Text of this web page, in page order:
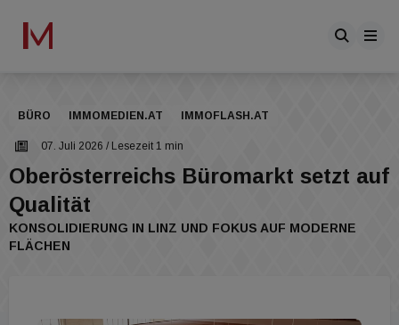
BÜRO IMMOMEDIEN.AT IMMOFLASH.AT
07. Juli 2026 / Lesezeit 1 min
Oberösterreichs Büromarkt setzt auf
Qualität
KONSOLIDIERUNG IN LINZ UND FOKUS AUF MODERNE
FLÄCHEN